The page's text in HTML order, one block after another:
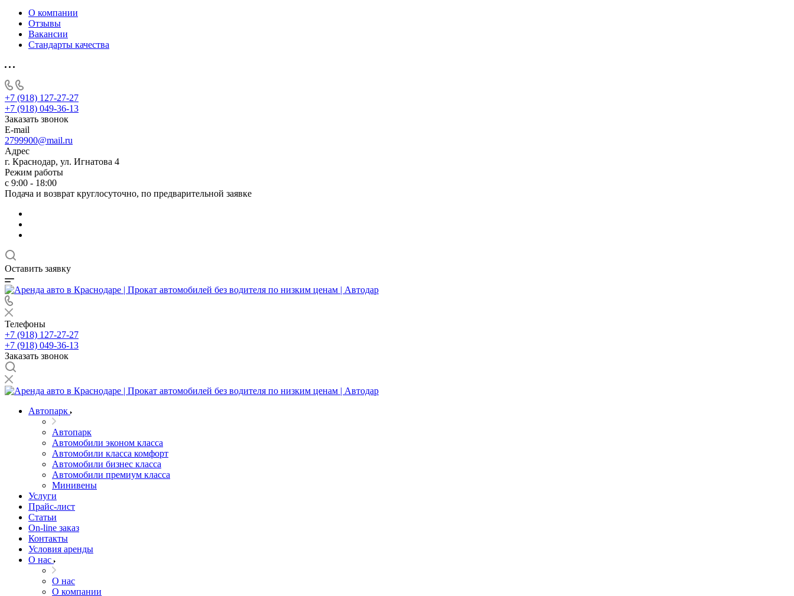
О компании
Отзывы
Вакансии
Стандарты качества
+7 (918) 127-27-27
+7 (918) 049-36-13
Заказать звонок
E-mail
2799900@mail.ru
Адрес
г. Краснодар, ул. Игнатова 4
Режим работы
с 9:00 - 18:00
Подача и возврат круглосуточно, по предварительной заявке
Оставить заявку
Телефоны
+7 (918) 127-27-27
+7 (918) 049-36-13
Заказать звонок
Автопарк
Автопарк
Автомобили эконом класса
Автомобили класса комфорт
Автомобили бизнес класса
Автомобили премиум класса
Минивены
Услуги
Прайс-лист
Статьи
On-line заказ
Контакты
Условия аренды
О нас
О нас
О компании